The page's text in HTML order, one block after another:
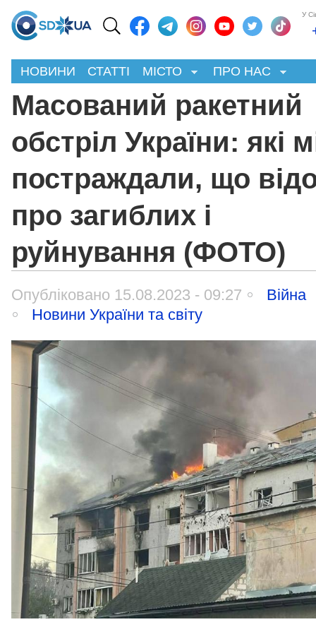
У
НОВИНИ СТАТТІ МІСТО ПРО НАС
Масований ракетний
обстріл України: які
постраждали, що
про загиблих і
руйнування (ФОТО)
Опубліковано 15.08.2023 - 09:27
Війна
Новини України та світу